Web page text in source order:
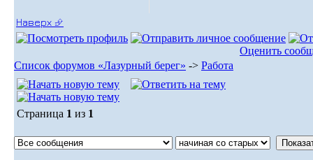
Наверх ⮵
Оценить
Список форумов «Лазурный берег» -> Работа
Страница 1 из 1